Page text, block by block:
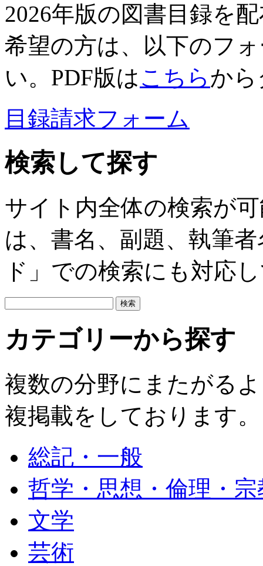
2026年版の図書目録を
希望の方は、以下のフ
い。PDF版はこちらか
目録請求フォーム
検索して探す
サイト内全体の検索が
は、書名、副題、執筆
ド」での検索にも対応
カテゴリーから探す
複数の分野にまたがる
複掲載をしております。
総記・一般
哲学・思想・倫理・宗
文学
芸術